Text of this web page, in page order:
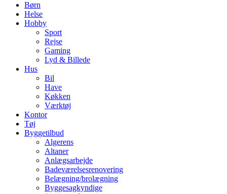
Børn
Helse
Hobby
Sport
Rejse
Gaming
Lyd & Billede
Hus
Bil
Have
Køkken
Værktøj
Kontor
Tøj
Byggetilbud
Algerens
Altaner
Anlægsarbejde
Badeværelsesrenovering
Belægning/brolægning
Byggesagkyndige